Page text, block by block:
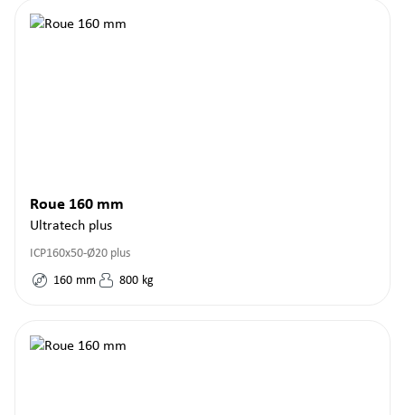
Roue 160 mm
Ultratech plus
ICP160x50-Ø20 plus
160 mm 800 kg